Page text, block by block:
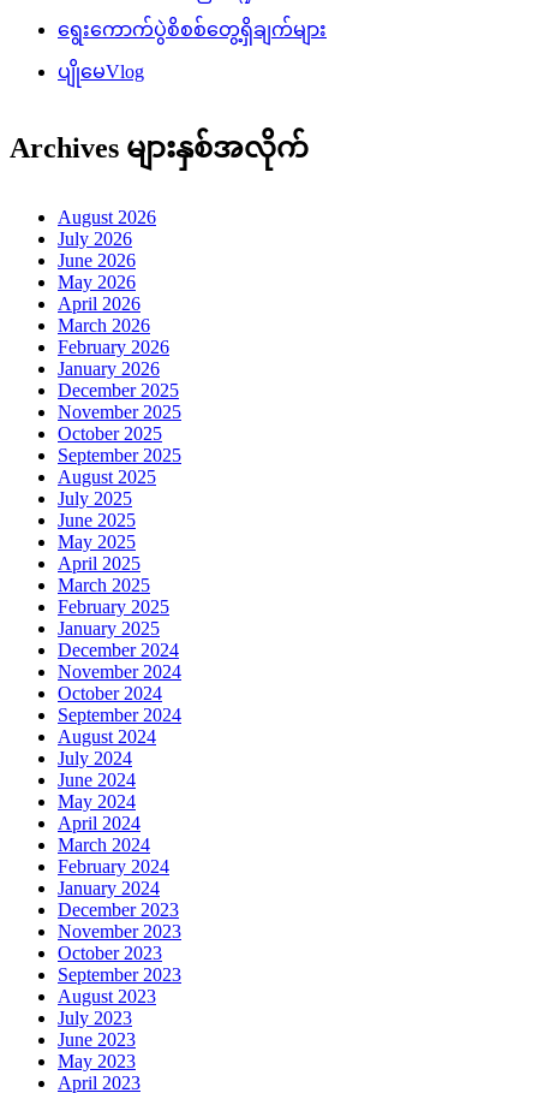
ရွေးကောက်ပွဲစိစစ်တွေ့ရှိချက်များ
ပျိုမေVlog
Archives များနှစ်အလိုက်
August 2026
July 2026
June 2026
May 2026
April 2026
March 2026
February 2026
January 2026
December 2025
November 2025
October 2025
September 2025
August 2025
July 2025
June 2025
May 2025
April 2025
March 2025
February 2025
January 2025
December 2024
November 2024
October 2024
September 2024
August 2024
July 2024
June 2024
May 2024
April 2024
March 2024
February 2024
January 2024
December 2023
November 2023
October 2023
September 2023
August 2023
July 2023
June 2023
May 2023
April 2023